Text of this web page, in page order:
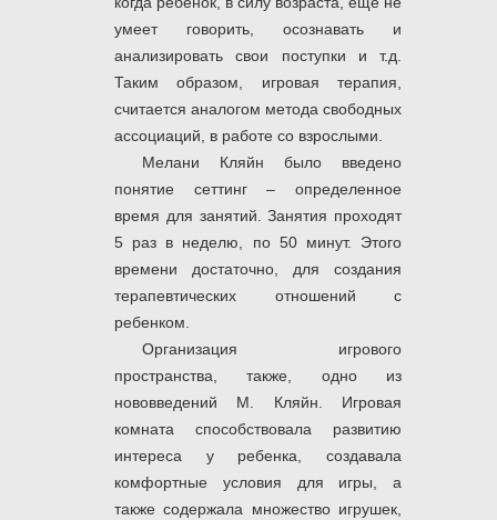
умеет говорить, осознавать и
анализировать свои поступки и т.д.
Таким образом, игровая терапия,
считается аналогом метода свободных
ассоциаций, в работе со взрослыми.
Мелани Кляйн было введено
понятие сеттинг – определенное
время для занятий. Занятия проходят
5 раз в неделю, по 50 минут. Этого
времени достаточно, для создания
терапевтических отношений с
ребенком.
Организация игрового
пространства, также, одно из
нововведений М. Кляйн. Игровая
комната способствовала развитию
интереса у ребенка, создавала
комфортные условия для игры, а
также содержала множество игрушек,